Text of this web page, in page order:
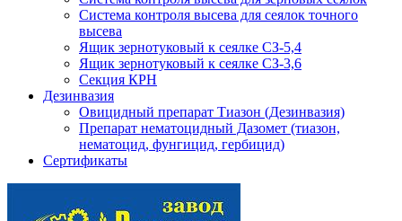
Система контроля высева для сеялок точного
высева
Ящик зернотуковый к сеялке СЗ-5,4
Ящик зернотуковый к сеялке СЗ-3,6
Секция КРН
Дезинвазия
Овицидный препарат Тиазон (Дезинвазия)
Препарат нематоцидный Дазомет (тиазон,
нематоцид, фунгицид, гербицид)
Сертификаты